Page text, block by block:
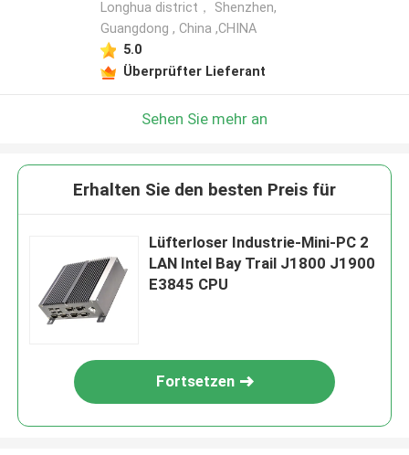
Longhua district， Shenzhen,
Guangdong , China ,CHINA
5.0
Überprüfter Lieferant
Sehen Sie mehr an
Erhalten Sie den besten Preis für
Lüfterloser Industrie-Mini-PC 2
LAN Intel Bay Trail J1800 J1900
E3845 CPU
Fortsetzen